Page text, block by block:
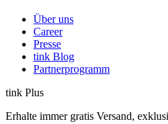
Über uns
Career
Presse
tink Blog
Partnerprogramm
tink Plus
Erhalte immer gratis Versand,